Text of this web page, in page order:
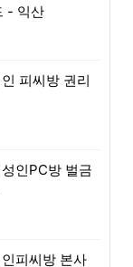
- 익산
피씨방 권리
인PC방 벌금
피씨방 본사